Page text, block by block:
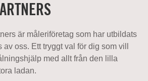
är måleriföretag som har utbildats
oss. Ett tryggt val för dig som vill
med allt från den lilla
ladan.